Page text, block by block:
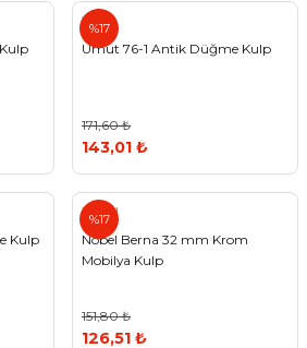
%17
Umut
Umut 76-1 Antik Düğme Kulp
171,60 ₺
143,01 ₺
Kulp
%17
Nobel
Nobel Berna 32 mm Krom
Mobilya Kulp
151,80 ₺
126,51 ₺